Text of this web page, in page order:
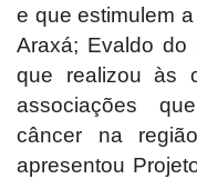
e que estimulem
Araxá; Evaldo do
que realizou às
associações
câncer na
apresentou